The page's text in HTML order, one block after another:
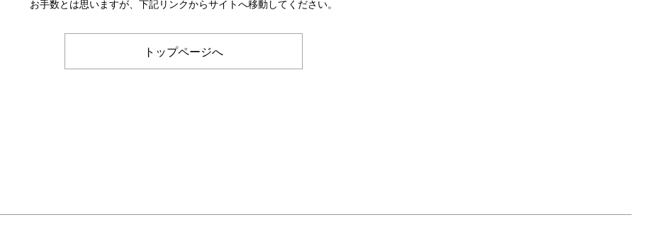
お手数とは思いますが、下記リンクからサイトへ移動してください。
トップページへ